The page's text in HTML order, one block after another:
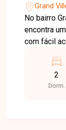
MGGrand
No bairro
encontra
com fácil
para o dia
escolas,2
Dorm.